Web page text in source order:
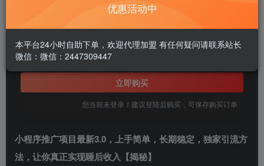
此内容为付费阅读，请付费后查看
￥1.99
黄金会员免费
立即购买
您当前未登录！建议登陆后购买，可保存购买订单
小程序推广项目最新3.0，上手简单，长期稳定，独家引流方
法，让你真正实现睡后收入【揭秘】
优惠活动中
本平台24小时自助下单，欢迎代理加盟 有任何疑问请联系站长
微信：微信：2447309447